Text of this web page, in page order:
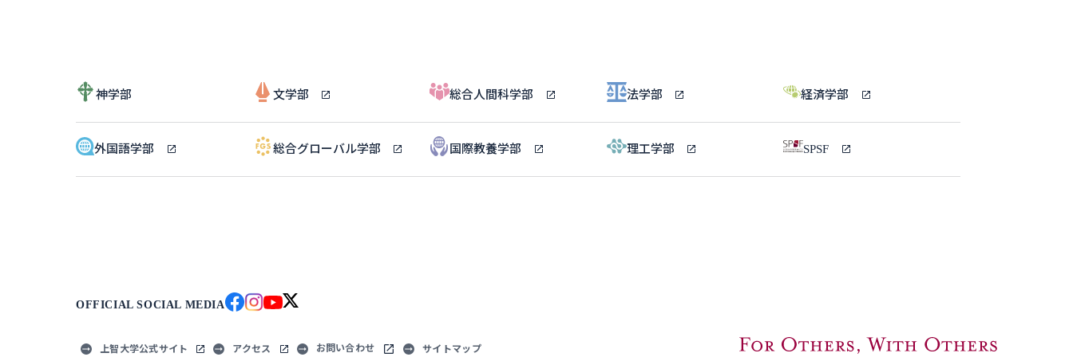
神学部 文学部 総合人間科学部 法学部 経済学部
外国語学部 総合グローバル学部 国際教養学部 理工学部 SPSF
OFFICIAL SOCIAL MEDIA
上智大学公式サイト アクセス お問い合わせ サイトマップ